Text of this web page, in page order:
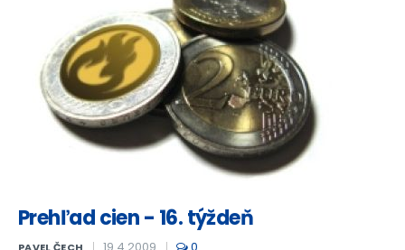
Prehľad cien - 16. týždeň